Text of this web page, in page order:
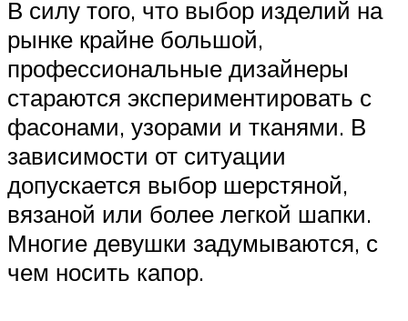
В силу того, что выбор изделий на
рынке крайне большой,
профессиональные дизайнеры
стараются экспериментировать с
фасонами, узорами и тканями. В
зависимости от ситуации
допускается выбор шерстяной,
вязаной или более легкой шапки.
Многие девушки задумываются, с
чем носить капор.